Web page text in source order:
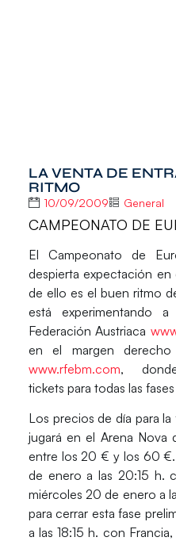
LA VENTA DE
RITMO
10/09/2009 General
CAMPEONATO DE
El Campeonato de
despierta expectación
de ello es el buen ritmo
está experimentando
Federación Austriaca
en el margen
www.rfebm.com, donde
tickets para todas las
Los precios de día para la
jugará en el Arena Nova
entre los 20 € y los 60 €.
de enero a las 20:15 h.
miércoles 20 de enero a
para cerrar esta fase
a las 18:15 h. con